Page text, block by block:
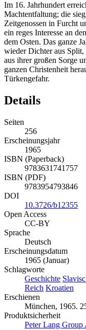
Im 16. Jahrhundert
Machtentfaltung; die
Zeitgenossen in Furcht
ein reges Interesse an
dem Osten. Das ganze
wieder Dichter aus
aus ihrer großen Sorge
ganzen Christenheit
Türkengefahr.
Details
Seiten
256
Erscheinungsjahr
1965
ISBN (Paperback)
9783631741757
ISBN (PDF)
9783954793846
DOI
10.3726/b12355
Open Access
CC-BY
Sprache
Deutsch
Erscheinungsdatum
1965 (Januar)
Schlagworte
Geschichte
Reich Kroatien
Erschienen
München, 1965.
Produktsicherheit
Peter Lang Group